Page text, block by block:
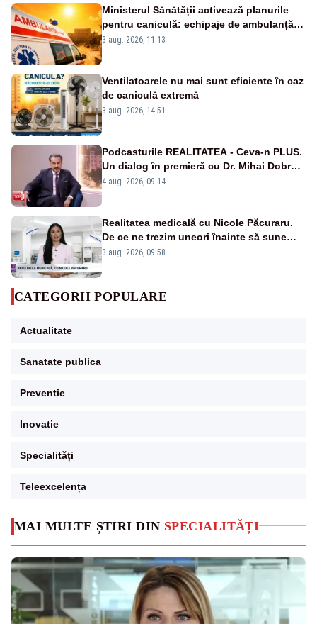
MAI MULTE ȘTIRI DIN SPECIALITĂȚI
Ministerul Sănătății activează planurile
pentru caniculă: echipaje de ambulanță
suplimentate, stocuri de medicamente
3 aug. 2026, 11:13
Ventilatoarele nu mai sunt eficiente în caz
de caniculă extremă
3 aug. 2026, 14:51
Podcasturile REALITATEA - Ceva-n PLUS.
Un dialog în premieră cu Dr. Mihai Dobra –
VIDEO
4 aug. 2026, 09:14
Realitatea medicală cu Nicole Păcuraru.
De ce ne trezim uneori înainte să sune
alarma?
3 aug. 2026, 09:58
CATEGORII POPULARE
Actualitate
Sanatate publica
Preventie
Inovatie
Specialități
Teleexcelența